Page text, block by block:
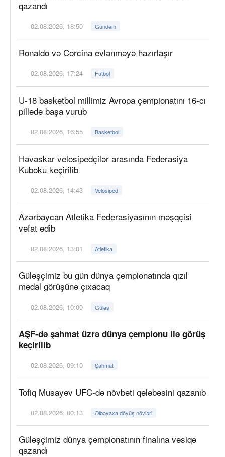
qazandı
02.08.2026, 18:50 Gündəm
Ronaldo və Corcina evlənməyə hazırlaşır
02.08.2026, 17:24 Futbol
U-18 basketbol millimiz Avropa çempionatını 16-cı
pillədə başa vurub
02.08.2026, 16:55 Basketbol
Həvəskar velosipedçilər arasında Federasiya
Kuboku keçirilib
02.08.2026, 14:43 Velosiped
Azərbaycan Atletika Federasiyasının məşqçisi
vəfat edib
02.08.2026, 13:01 Atletika
Güləşçimiz bu gün dünya çempionatında qızıl
medal görüşünə çıxacaq
02.08.2026, 10:00 Güləş
AŞF-də şahmat üzrə dünya çempionu ilə görüş
keçirilib
02.08.2026, 09:10 Şahmat
Tofiq Musayev UFC-də növbəti qələbəsini qazanıb
02.08.2026, 00:13 Əlbəyaxa döyüş növləri
Güləşçimiz dünya çempionatının finalına vəsiqə
qazandı